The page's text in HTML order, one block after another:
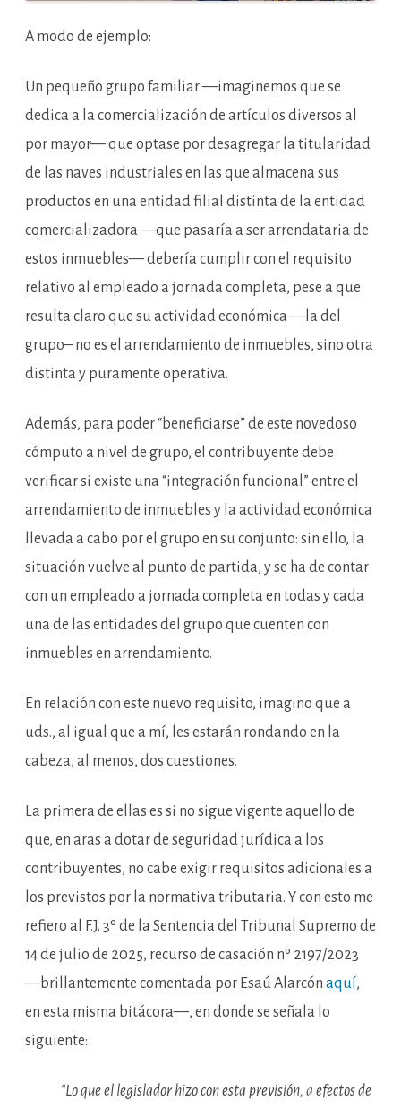
A modo de ejemplo:
Un pequeño grupo familiar —imaginemos que se
dedica a la comercialización de artículos diversos al
por mayor— que optase por desagregar la titularidad
de las naves industriales en las que almacena sus
productos en una entidad filial distinta de la entidad
comercializadora —que pasaría a ser arrendataria de
estos inmuebles— debería cumplir con el requisito
relativo al empleado a jornada completa, pese a que
resulta claro que su actividad económica —la del
grupo– no es el arrendamiento de inmuebles, sino otra
distinta y puramente operativa.
Además, para poder “beneficiarse” de este novedoso
cómputo a nivel de grupo, el contribuyente debe
verificar si existe una “integración funcional” entre el
arrendamiento de inmuebles y la actividad económica
llevada a cabo por el grupo en su conjunto: sin ello, la
situación vuelve al punto de partida, y se ha de contar
con un empleado a jornada completa en todas y cada
una de las entidades del grupo que cuenten con
inmuebles en arrendamiento.
En relación con este nuevo requisito, imagino que a
uds., al igual que a mí, les estarán rondando en la
cabeza, al menos, dos cuestiones.
La primera de ellas es si no sigue vigente aquello de
que, en aras a dotar de seguridad jurídica a los
contribuyentes, no cabe exigir requisitos adicionales a
los previstos por la normativa tributaria. Y con esto me
refiero al F.J. 3º de la Sentencia del Tribunal Supremo de
14 de julio de 2025, recurso de casación nº 2197/2023
—brillantemente comentada por Esaú Alarcón aquí,
en esta misma bitácora—, en donde se señala lo
siguiente:
“Lo que el legislador hizo con esta previsión, a efectos de